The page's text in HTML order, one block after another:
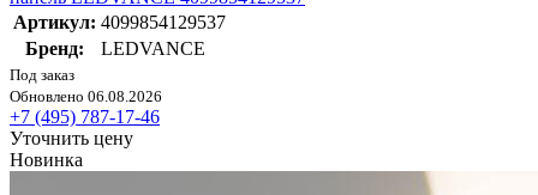
Артикул: 4099854129537
Бренд:
LEDVANCE
Под заказ
Обновлено 06.08.2026
+7 (495) 787-17-46
Уточнить цену
Новинка